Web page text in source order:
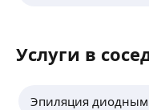
Услуги в
Эпиляция